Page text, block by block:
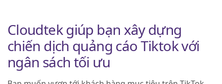
Cloudtek giúp bạn xây dựng
chiến dịch quảng cáo Tiktok với
ngân sách tối ưu